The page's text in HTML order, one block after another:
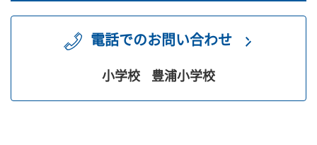
電話でのお問い合わせ
小学校 豊浦小学校